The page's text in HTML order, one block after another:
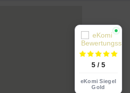
5 / 5
eKomi Siegel
Gold